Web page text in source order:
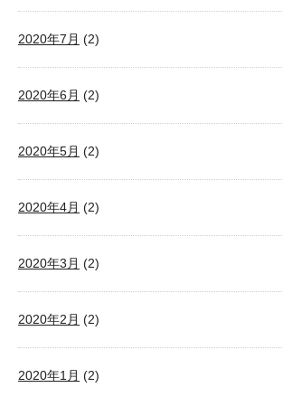
2020年7月 (2)
2020年6月 (2)
2020年5月 (2)
2020年4月 (2)
2020年3月 (2)
2020年2月 (2)
2020年1月 (2)